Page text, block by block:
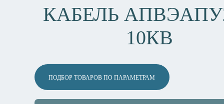
КАБЕЛЬ
10КВ
ПОДБОР ТОВАРОВ ПО ПАРАМЕТРАМ